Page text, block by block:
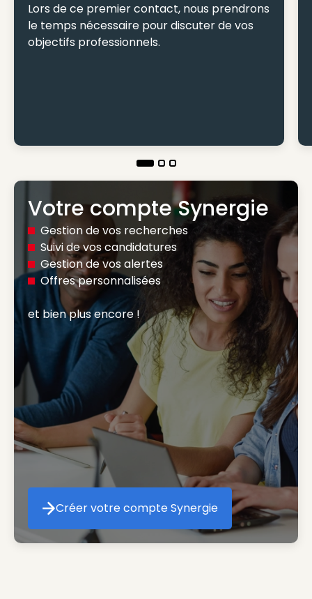
Lors de ce premier contact, nous prendrons
le temps nécessaire pour discuter de vos
objectifs professionnels.
Votre compte Synergie
Gestion de vos recherches
Suivi de vos candidatures
Gestion de vos alertes
Offres personnalisées
et bien plus encore !
Créer votre compte Synergie
Créer votre compte Synergie